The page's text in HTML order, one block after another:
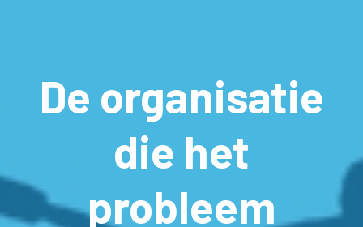
De organisatie
die het
probleem